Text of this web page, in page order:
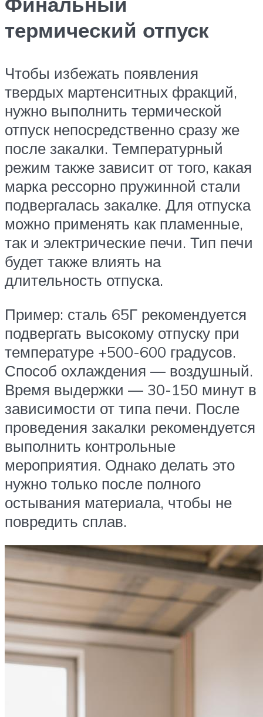
термический отпуск
Чтобы избежать появления
твердых мартенситных фракций,
нужно выполнить термической
отпуск непосредственно сразу же
после закалки. Температурный
режим также зависит от того, какая
марка рессорно пружинной стали
подвергалась закалке. Для отпуска
можно применять как пламенные,
так и электрические печи. Тип печи
будет также влиять на
длительность отпуска.
Пример: сталь 65Г рекомендуется
подвергать высокому отпуску при
температуре +500-600 градусов.
Способ охлаждения — воздушный.
Время выдержки — 30-150 минут в
зависимости от типа печи. После
проведения закалки рекомендуется
выполнить контрольные
мероприятия. Однако делать это
нужно только после полного
остывания материала, чтобы не
повредить сплав.